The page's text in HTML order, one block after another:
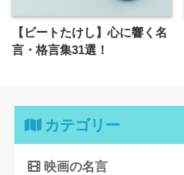
【ビートたけし】心に響く名
言・格言集31選！
カテゴリー
映画の名言